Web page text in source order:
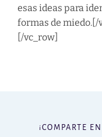
esas ideas para
formas de miedo.
[/vc_row]
¡COMPARTE